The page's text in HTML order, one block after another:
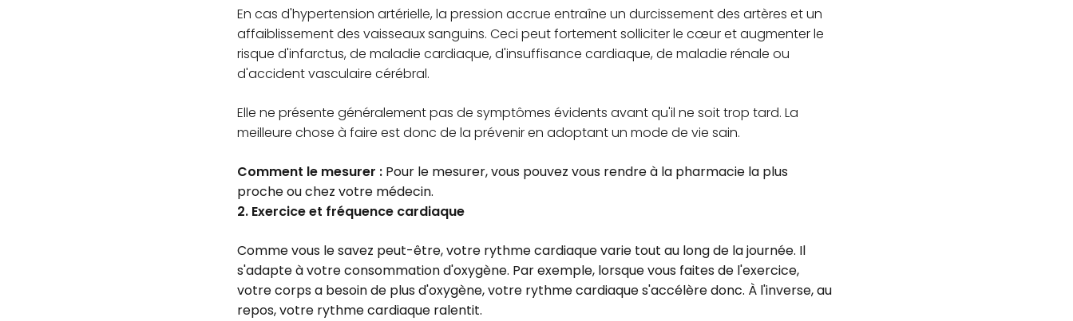
En cas d'hypertension artérielle, la pression accrue entraîne un durcissement des artères et un
affaiblissement des vaisseaux sanguins. Ceci peut fortement solliciter le cœur et augmenter le
risque d'infarctus, de maladie cardiaque, d'insuffisance cardiaque, de maladie rénale ou
d'accident vasculaire cérébral.
Elle ne présente généralement pas de symptômes évidents avant qu'il ne soit trop tard. La
meilleure chose à faire est donc de la prévenir en adoptant un mode de vie sain.
Comment le mesurer : Pour le mesurer, vous pouvez vous rendre à la pharmacie la plus
proche ou chez votre médecin.
2. Exercice et fréquence cardiaque
Comme vous le savez peut-être, votre rythme cardiaque varie tout au long de la journée. Il
s'adapte à votre consommation d'oxygène. Par exemple, lorsque vous faites de l'exercice,
votre corps a besoin de plus d'oxygène, votre rythme cardiaque s'accélère donc. À l'inverse, au
repos, votre rythme cardiaque ralentit.